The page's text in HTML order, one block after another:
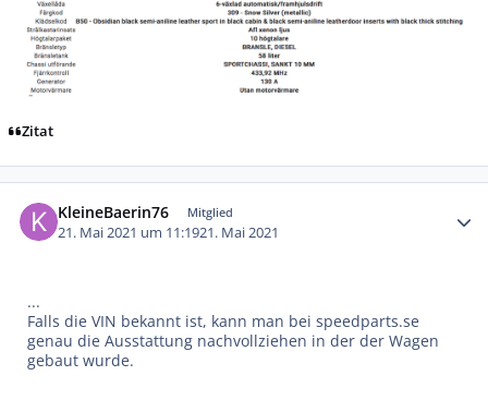
Zitat
KleineBaerin76 Mitglied
21. Mai 2021 um 11:1921. Mai 2021
...
Falls die VIN bekannt ist, kann man bei speedparts.se
genau die Ausstattung nachvollziehen in der der Wagen
gebaut wurde.